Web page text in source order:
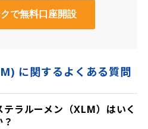
で無料口座開設
に関するよくある質問
ラルーメン（XLM）はいく